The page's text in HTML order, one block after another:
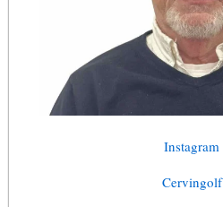
Instagram
Cervingolf